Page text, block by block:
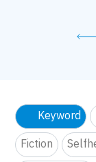
Keyword
Fiction